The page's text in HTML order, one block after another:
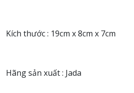
Kích thước : 19cm x 8cm x 7cm
Hãng sản xuất : Jada